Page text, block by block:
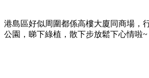
港島區好似周圍都係高樓大廈同商場，
公園，睇下綠植，散下步放鬆下心情啦~